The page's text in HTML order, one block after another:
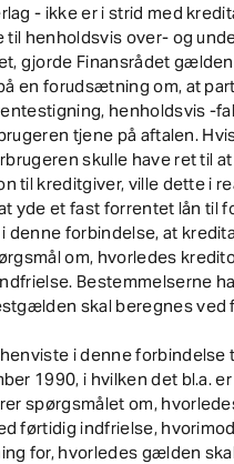
- ikke er i strid med
til henholdsvis over- og
gjorde Finansrådet
en forudsætning om, at
henholdsvis -
tjene på aftalen.
skulle have ret til
til kreditgiver, ville dette i
yde et fast forrentet lån til
denne forbindelse, at
om, hvorledes
Bestemmelserne
skal beregnes ved
i denne
1990, i hvilken det bl.a.
spørgsmålet om,
førtidig indfrielse,
for, hvorledes gælden